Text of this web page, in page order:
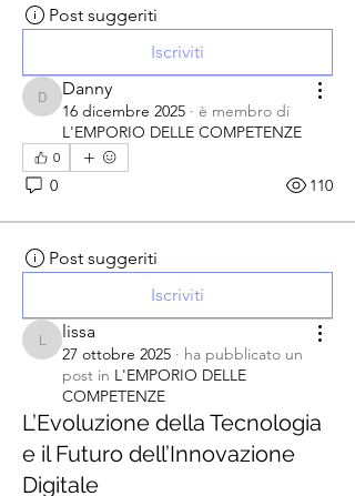
Post suggeriti
Iscriviti
Danny
Danny
16 dicembre 2025 · è membro di
L'EMPORIO DELLE COMPETENZE
0
0 110
Post suggeriti
Iscriviti
lissa
lissa
27 ottobre 2025 · ha pubblicato un
post in L'EMPORIO DELLE
COMPETENZE
L’Evoluzione della Tecnologia
e il Futuro dell’Innovazione
Digitale